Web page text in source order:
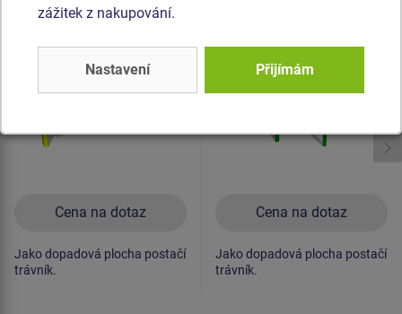
prvek - celokovový
Cena na dotaz
Jako dopadová plocha postačí
trávník.
Cena na dotaz
Jako dopadová plocha postačí
trávník.
zážitek z nakupování.
Nastavení Přijímám